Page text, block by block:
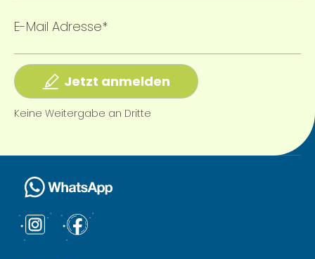
E-Mail Adresse*
Jetzt anmelden
Keine Weitergabe an Dritte